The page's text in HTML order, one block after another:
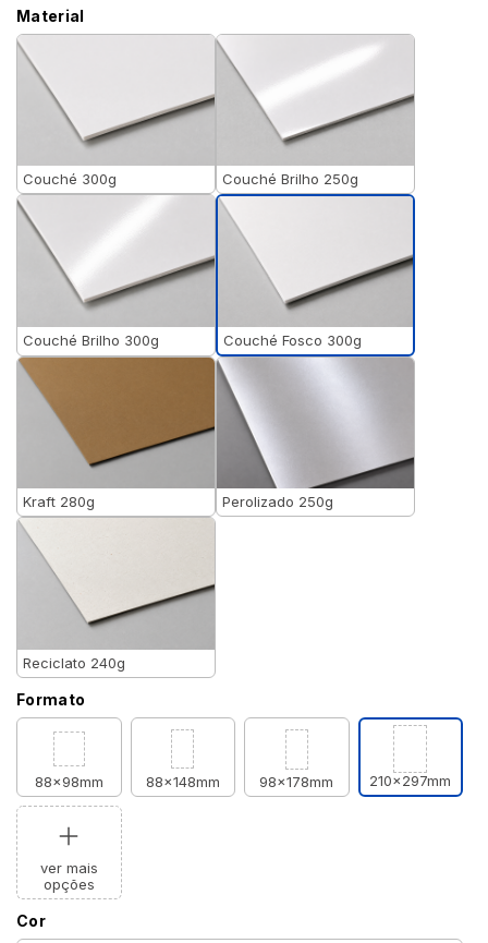
Material
Couché 300g Couché Brilho 250g
Couché Brilho 300g Couché Fosco 300g
Kraft 280g Perolizado 250g
Reciclato 240g
Formato
88x98mm 88x148mm 98x178mm 210x297mm
ver mais
opções
Cor